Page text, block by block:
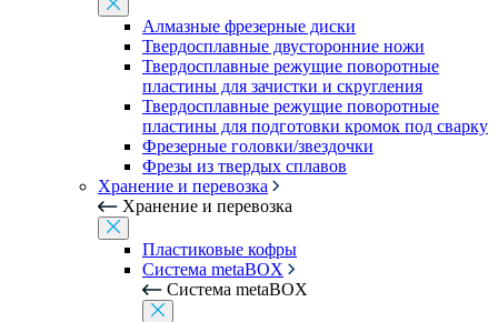
Алмазные фрезерные диски
Твердосплавные двусторонние ножи
Твердосплавные режущие поворотные
пластины для зачистки и скругления
Твердосплавные режущие поворотные
пластины для подготовки кромок под сварку
Фрезерные головки/звездочки
Фрезы из твердых сплавов
Хранение и перевозка
Хранение и перевозка
Пластиковые кофры
Система metaBOX
Система metaBOX